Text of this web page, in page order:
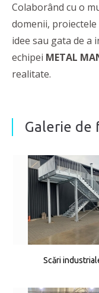
Colaborând cu o
domenii,
idee sau gata de a
echipei METAL
realitate.
Galerie
Scări